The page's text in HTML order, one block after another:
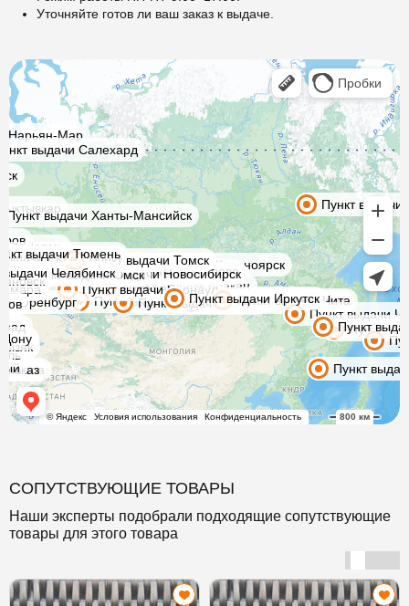
Уточняйте готов ли ваш заказ к выдаче.
СОПУТСТВУЮЩИЕ ТОВАРЫ
Наши эксперты подобрали подходящие сопутствующие
товары для этого товара